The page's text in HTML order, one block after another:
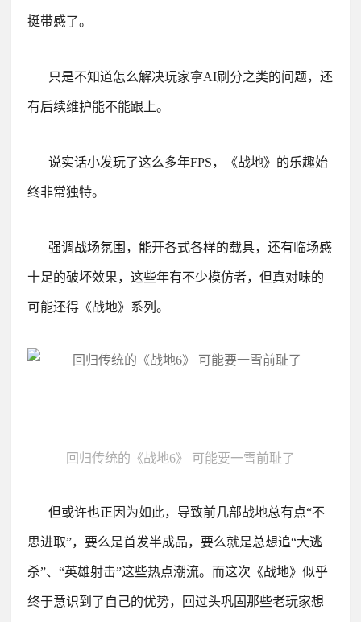
挺带感了。
只是不知道怎么解决玩家拿AI刷分之类的问题，还
有后续维护能不能跟上。
说实话小发玩了这么多年FPS，《战地》的乐趣始
终非常独特。
强调战场氛围，能开各式各样的载具，还有临场感
十足的破坏效果，这些年有不少模仿者，但真对味的
可能还得《战地》系列。
回归传统的《战地6》 可能要一雪前耻了
但或许也正因为如此，导致前几部战地总有点“不
思进取”，要么是首发半成品，要么就是总想追“大逃
杀”、“英雄射击”这些热点潮流。 而这次《战地》似乎
终于意识到了自己的优势，回过头巩固那些老玩家想